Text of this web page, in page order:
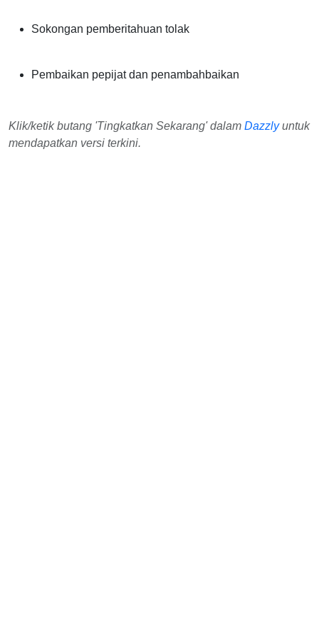
Sokongan pemberitahuan tolak
Pembaikan pepijat dan penambahbaikan
Klik/ketik butang 'Tingkatkan Sekarang' dalam Dazzlyuntuk
mendapatkan versi terkini.